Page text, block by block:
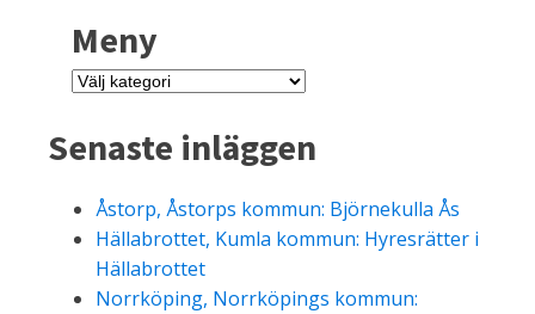
Meny
Meny
Senaste inläggen
Åstorp, Åstorps kommun: Björnekulla Ås
Hällabrottet, Kumla kommun: Hyresrätter i
Hällabrottet
Norrköping, Norrköpings kommun: